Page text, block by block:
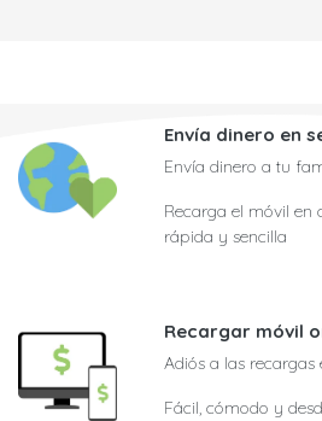
Envía dinero en
Envía dinero a tu
Recarga el móvil en
rápida y sencilla
Recargar móvil
Adiós a las recargas
Fácil, cómodo y